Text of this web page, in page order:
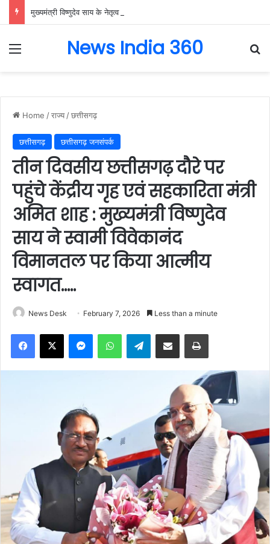
Menu News India 360
Home /राज्य /छत्तीसगढ़
छत्तीसगढ़ छत्तीसगढ़ जनसंपर्क
तीन दिवसीय छत्तीसगढ़ दौरे पर
पहुंचे केंद्रीय गृह एवं सहकारिता मंत्री
अमित शाह : मुख्यमंत्री विष्णुदेव
साय ने स्वामी विवेकानंद
विमानतल पर किया आत्मीय
स्वागत…..
News Desk February 7, 2026 Less than a minute
Facebook
X MessengerWhatsAppTelegramShare via Email Print